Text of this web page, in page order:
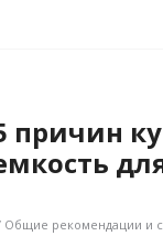
причин
Общие рекомендации и